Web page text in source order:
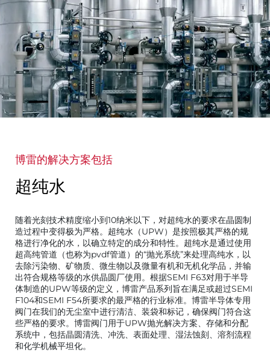
博雷的解决方案包括
超纯水
随着光刻技术精度缩小到10纳米以下，对超纯水的要求在晶圆制
造过程中变得极为严格。超纯水（UPW）是按照极其严格的规
格进行净化的水，以确立特定的成分和特性。超纯水是通过使用
超高纯管道（也称为pvdf管道）的“抛光系统”来处理高纯水，以
去除污染物、矿物质、微生物以及微量有机和无机化学品，并输
出符合规格等级的水供晶圆厂使用。根据SEMI F63对用于半导
体制造的UPW等级的定义，博雷产品系列旨在满足或超过SEMI
F104和SEMI F54所要求的最严格的行业标准。博雷半导体专用
阀门在我们的无尘室中进行清洁、装袋和标记，确保阀门符合这
些严格的要求。博雷阀门用于UPW抛光解决方案、存储和分配
系统中，包括晶圆清洗、冲洗、表面处理、湿法蚀刻、溶剂流程
和化学机械平坦化。